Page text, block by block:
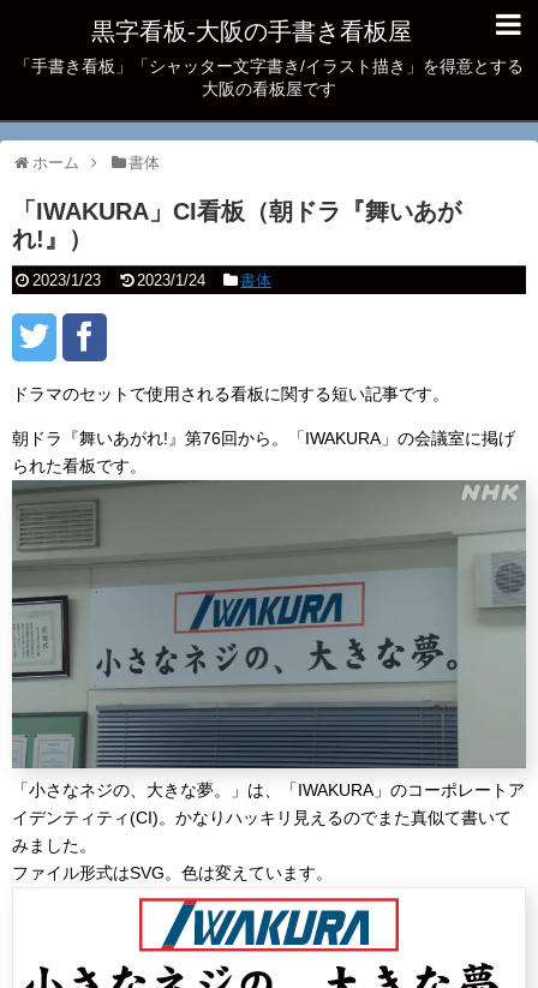
黒字看板‐大阪の手書き看板屋
「手書き看板」「シャッター文字書き/イラスト描き」を得意とする
大阪の看板屋です
ホーム 書体
「IWAKURA」CI看板（朝ドラ『舞いあが
れ!』）
2023/1/23 2023/1/24 書体
ドラマのセットで使用される看板に関する短い記事です。
朝ドラ『舞いあがれ!』第76回から。「IWAKURA」の会議室に掲げ
られた看板です。
「小さなネジの、大きな夢。」は、「IWAKURA」のコーポレートア
イデンティティ(CI)。かなりハッキリ見えるのでまた真似て書いて
みました。
ファイル形式はSVG。色は変えています。